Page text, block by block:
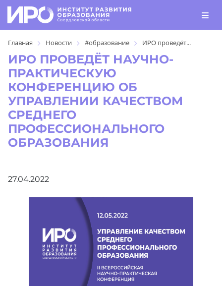
Главная Новости #образование ИРО проведёт...
ИРО ПРОВЕДЁТ НАУЧНО-
ПРАКТИЧЕСКУЮ
КОНФЕРЕНЦИЮ ОБ
УПРАВЛЕНИИ КАЧЕСТВОМ
СРЕДНЕГО
ПРОФЕССИОНАЛЬНОГО
ОБРАЗОВАНИЯ
27.04.2022